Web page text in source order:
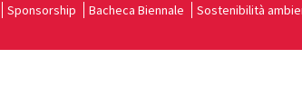
Sponsorship Bacheca Biennale Sostenibilità